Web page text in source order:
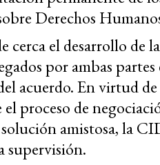
Derechos
el desarrollo de
por ambas
acuerdo. En virtud
proceso de
amistosa, la
supervisión.